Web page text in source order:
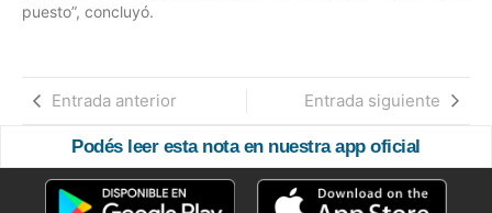
puesto”, concluyó.
Entrada anterior Entrada siguiente
Podés leer esta nota en nuestra app oficial